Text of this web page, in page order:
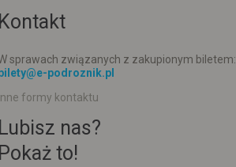
sprawach związanych z zakupionym biletem:
podroznik.pl
formy kontaktu
nas?
to!